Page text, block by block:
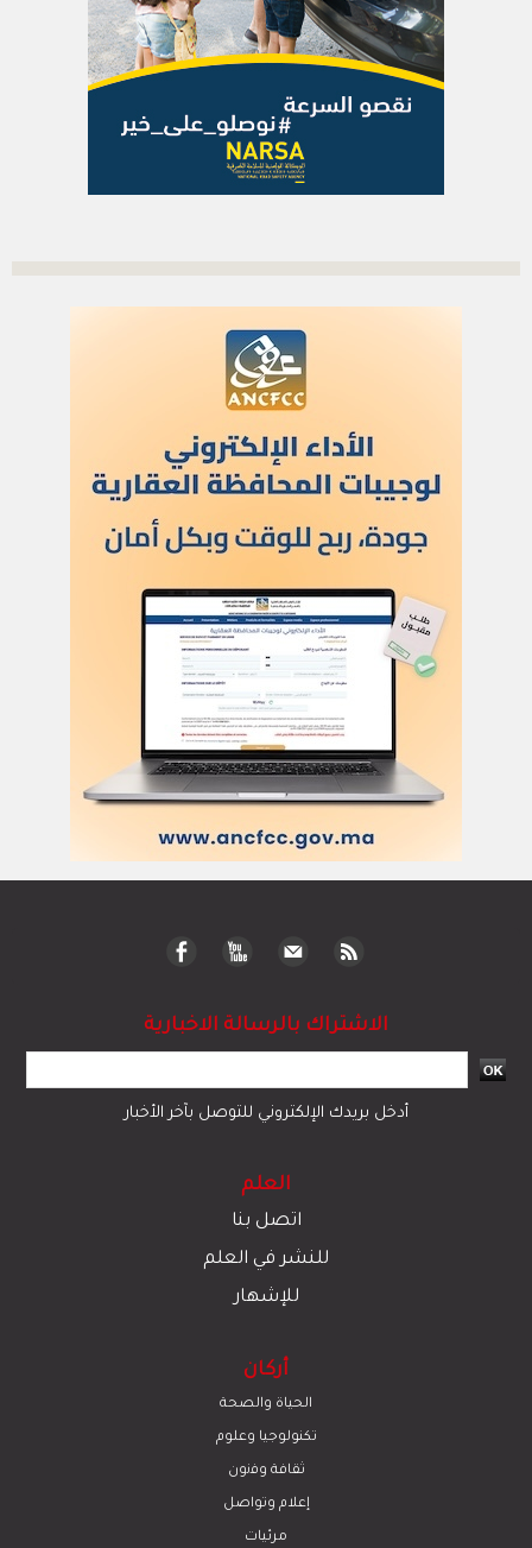
الاشتراك بالرسالة الاخبارية
أدخل بريدك الإلكتروني للتوصل بآخر الأخبار
العلم
اتصل بنا
للنشر في العلم
للإشهار
أركان
الحياة والصحة
تكنولوجيا وعلوم
ﺛﻘﺎﻓﺔ وﻓﻧون
إعلام وتواصل
مرئيات